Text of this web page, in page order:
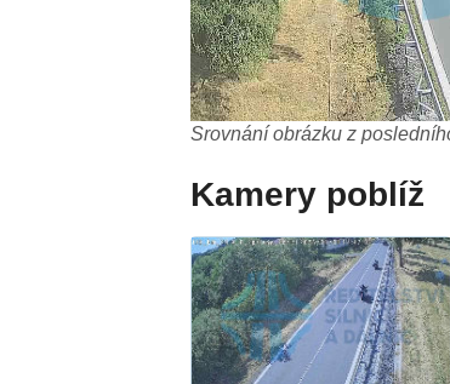
Srovnání obrázku z
Kamery poblíž